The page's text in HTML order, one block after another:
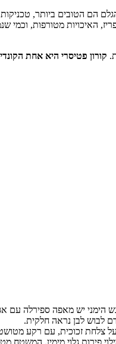
הם הטובים ביותר,
האיכויות מטורפות, וכמי
קורון פטיסרי היא אחת